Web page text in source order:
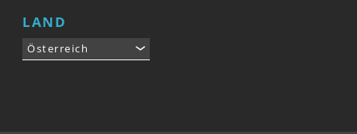
LAND
Österreich